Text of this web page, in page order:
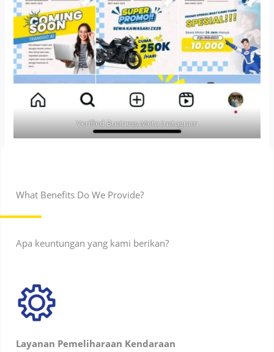
Verified Business Meta Instagram
What Benefits Do We Provide?
Apa keuntungan yang kami berikan?
Layanan Pemeliharaan Kendaraan